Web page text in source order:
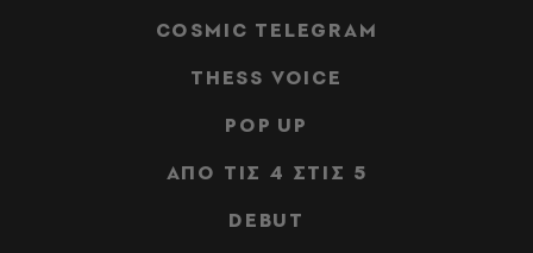
COSMIC TELEGRAM
THESS VOICE
POP UP
ΑΠΟ ΤΙΣ 4 ΣΤΙΣ 5
DEBUT